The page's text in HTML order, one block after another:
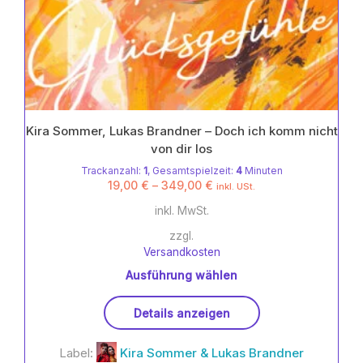
Kira Sommer, Lukas Brandner – Doch ich komm nicht
von dir los
Trackanzahl: 1, Gesamtspielzeit: 4Minuten
19,00 € – 349,00 € inkl. USt.
inkl. MwSt.
zzgl.
Versandkosten
Ausführung wählen
Produkt
mehrere
Details anzeigen
Label: Kira Sommer & Lukas Brandner